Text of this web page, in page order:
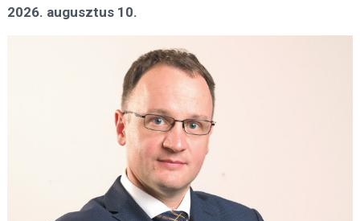
2026. augusztus 10.